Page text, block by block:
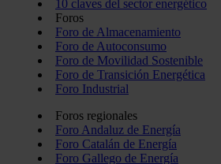
10 claves del sector energético
Foros
Foro de Almacenamiento
Foro de Autoconsumo
Foro de Movilidad Sostenible
Foro de Transición Energética
Foro Industrial
Foros regionales
Foro Andaluz de Energía
Foro Catalán de Energía
Foro Gallego de Energía